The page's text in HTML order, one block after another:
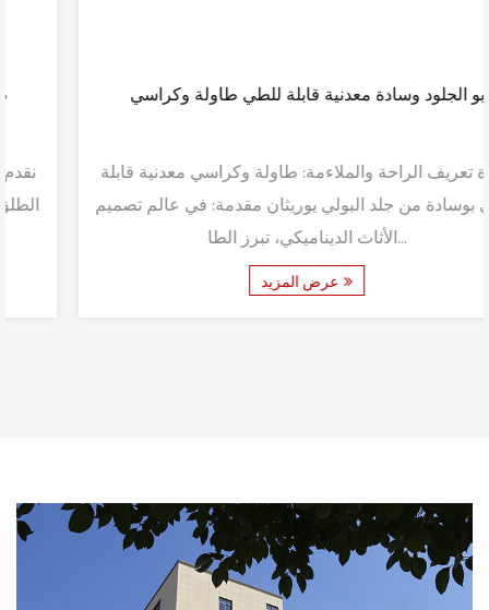
بو الجلود وسادة معدنية قابلة للطي طاولة وكراسي
إعادة تعريف الراحة والملاءمة: طاولة وكراسي معدنية قابلة
للطي بوسادة من جلد البولي يوريثان مقدمة: في عالم تصميم
الأثاث الديناميكي، تبرز الطا...
عرض المزيد